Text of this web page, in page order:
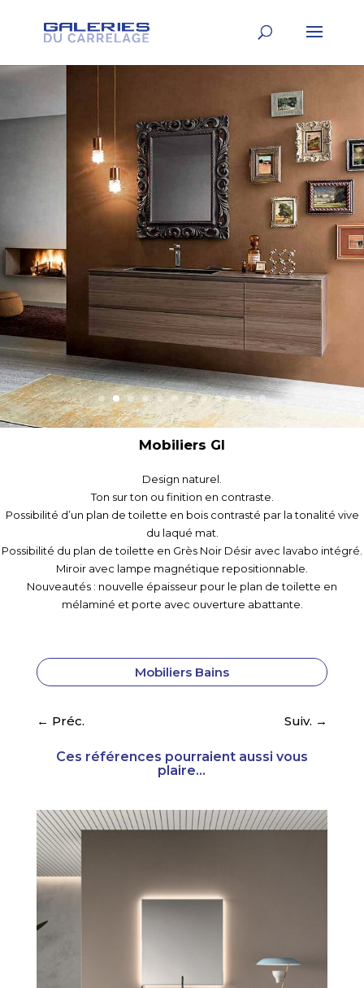
Mobiliers Gl
Design naturel.
Ton sur ton ou finition en contraste.
Possibilité d’un plan de toilette en bois contrasté par la tonalité vive
du laqué mat.
Possibilité du plan de toilette en Grès Noir Désir avec lavabo intégré.
Miroir avec lampe magnétique repositionnable.
Nouveautés : nouvelle épaisseur pour le plan de toilette en
mélaminé et porte avec ouverture abattante.
Mobiliers Bains
← Préc. Suiv. →
Ces références pourraient aussi vous
plaire...